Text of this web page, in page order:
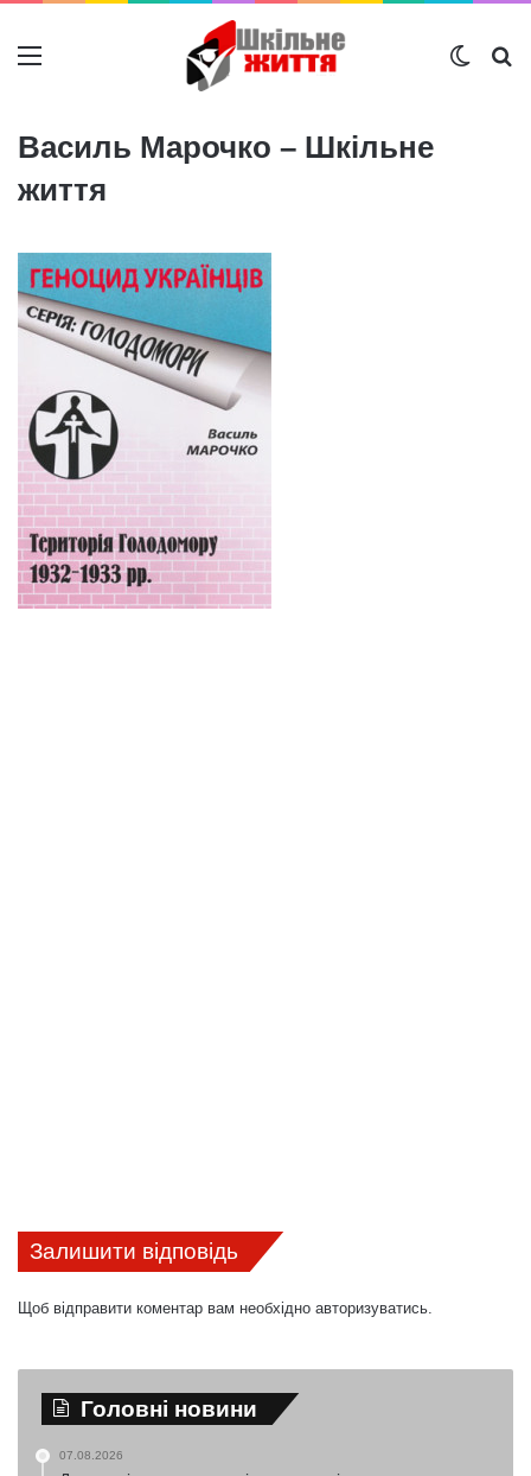
Меню
Василь Марочко – Шкільне
життя
Залишити відповідь
Щоб відправити коментар вам необхідно авторизуватись.
Головні новини
07.08.2026